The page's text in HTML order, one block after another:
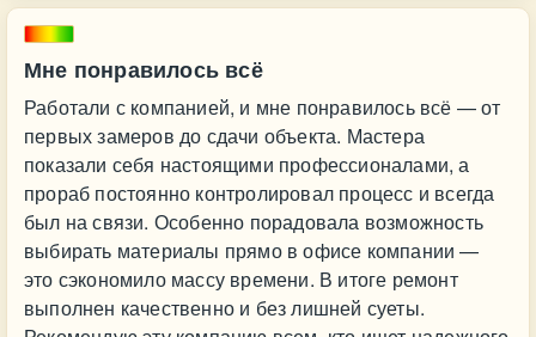
Мне понравилось всё
Работали с компанией, и мне понравилось всё — от
первых замеров до сдачи объекта. Мастера
показали себя настоящими профессионалами, а
прораб постоянно контролировал процесс и всегда
был на связи. Особенно порадовала возможность
выбирать материалы прямо в офисе компании —
это сэкономило массу времени. В итоге ремонт
выполнен качественно и без лишней суеты.